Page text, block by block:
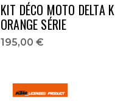
KIT DÉCO MOTO DELTA
ORANGE SÉRIE
195,00 €